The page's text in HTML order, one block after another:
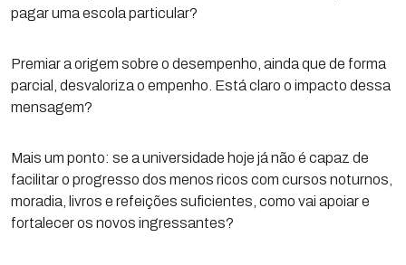
pagar uma escola particular?
Premiar a origem sobre o desempenho, ainda que de forma
parcial, desvaloriza o empenho. Está claro o impacto dessa
mensagem?
Mais um ponto: se a universidade hoje já não é capaz de
facilitar o progresso dos menos ricos com cursos noturnos,
moradia, livros e refeições suficientes, como vai apoiar e
fortalecer os novos ingressantes?